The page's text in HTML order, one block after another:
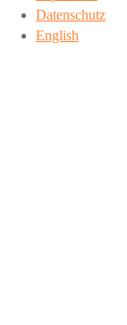
Datenschutz
English